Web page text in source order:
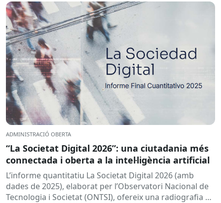
ADMINISTRACIÓ OBERTA
“La Societat Digital 2026”: una ciutadania més
connectada i oberta a la intel·ligència artificial
L’informe quantitatiu La Societat Digital 2026 (amb
dades de 2025), elaborat per l’Observatori Nacional de
Tecnologia i Societat (ONTSI), ofereix una radiografia de